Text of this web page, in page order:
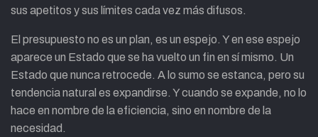
sus apetitos y sus límites cada vez más difusos.
El presupuesto no es un plan, es un espejo. Y en ese espejo
aparece un Estado que se ha vuelto un fin en sí mismo. Un
Estado que nunca retrocede. A lo sumo se estanca, pero su
tendencia natural es expandirse. Y cuando se expande, no lo
hace en nombre de la eficiencia, sino en nombre de la
necesidad.